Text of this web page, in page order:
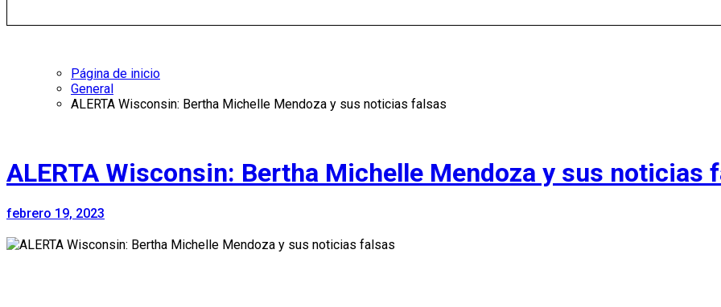
Página de inicio
General
ALERTA Wisconsin: Bertha Michelle Mendoza y sus noticias falsas
ALERTA Wisconsin: Bertha Michelle Mendoza y sus noticias
febrero 19, 2023